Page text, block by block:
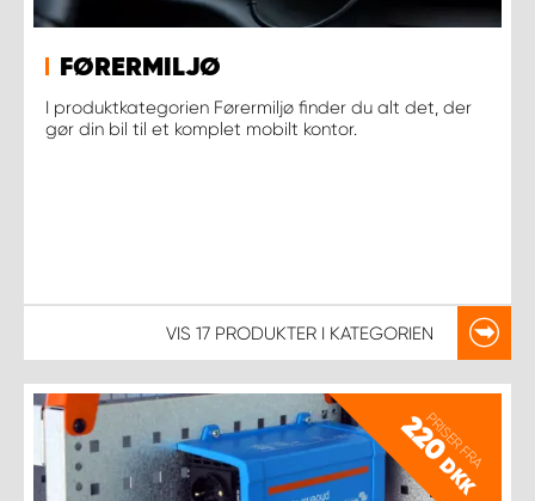
FØRERMILJØ
I produktkategorien Førermiljø finder du alt det, der
gør din bil til et komplet mobilt kontor.
VIS 17 PRODUKTER I KATEGORIEN
PRISER FRA
220
DKK